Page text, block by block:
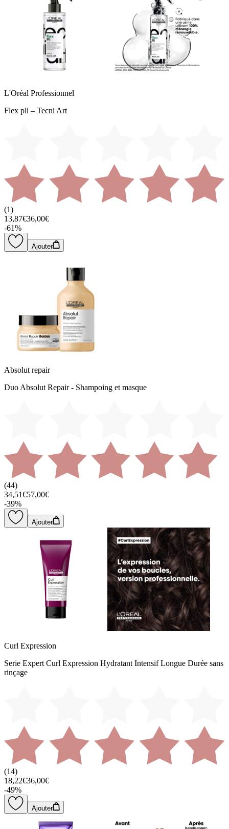
L'Oréal Professionnel
Flex pli – Tecni Art
(1)
13,87€36,00€
-61%
Ajouter
Absolut repair
Duo Absolut Repair - Shampoing et masque
(44)
34,51€57,00€
-39%
Ajouter
Curl Expression
Serie Expert Curl Expression Hydratant Intensif Longue Durée sans
rinçage
(14)
18,22€36,00€
-49%
Ajouter